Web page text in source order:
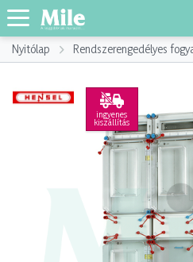
Nyitólap Rendszerengedélyes
ingyenes
kiszállítás